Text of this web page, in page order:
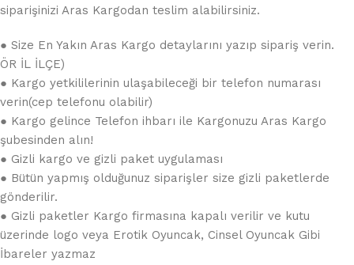
siparişinizi Aras Kargodan teslim alabilirsiniz.
● Size En Yakın Aras Kargo detaylarını yazıp sipariş verin.
ÖR İL İLÇE)
● Kargo yetkililerinin ulaşabileceği bir telefon numarası
verin(cep telefonu olabilir)
● Kargo gelince Telefon ihbarı ile Kargonuzu Aras Kargo
şubesinden alın!
● Gizli kargo ve gizli paket uygulaması
● Bütün yapmış olduğunuz siparişler size gizli paketlerde
gönderilir.
● Gizli paketler Kargo firmasına kapalı verilir ve kutu
üzerinde logo veya Erotik Oyuncak, Cinsel Oyuncak Gibi
İbareler yazmaz